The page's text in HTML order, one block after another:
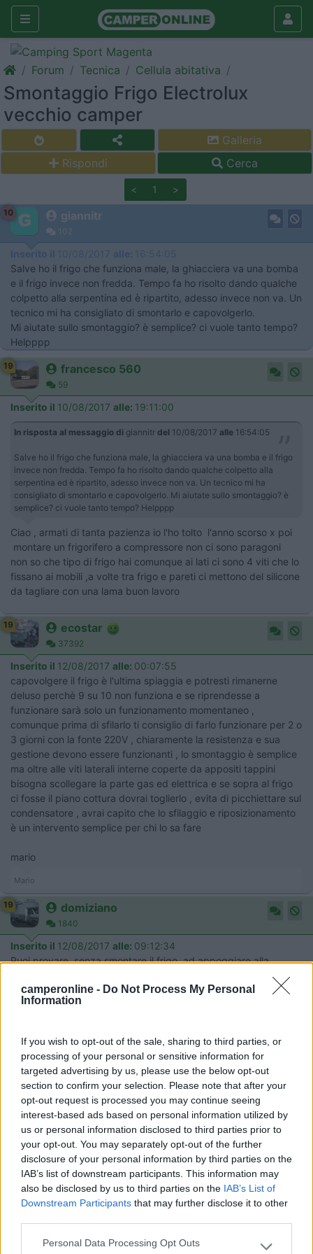
camperonline - Do Not Process My Personal
Information
If you wish to opt-out of the sale, sharing to third parties, or
processing of your personal or sensitive information for
targeted advertising by us, please use the below opt-out
section to confirm your selection. Please note that after your
opt-out request is processed you may continue seeing
interest-based ads based on personal information utilized by
us or personal information disclosed to third parties prior to
your opt-out. You may separately opt-out of the further
disclosure of your personal information by third parties on the
IAB’s list of downstream participants. This information may
also be disclosed by us to third parties on the IAB’s List of
Downstream Participants that may further disclose it to other
Please note that this website/app uses one or more Google
Personal Data Processing Opt Outs
Forum Tecnica Cellula abitativa
Smontaggio Frigo Electrolux
vecchio camper
Galleria
Rispondi
Cerca
< 1 >
10 giannitr
102
Inserito il 10/08/2017 alle: 16:54:05
Salve ho il frigo che funziona male, la ghiacciera va una bomba
e il frigo invece non fredda. Tempo fa ho risolto dando qualche
colpetto alla serpentina ed è ripartito, adesso invece non va. Un
tecnico mi ha consigliato di smontarlo e capovolgerlo.
Mi aiutate sullo smontaggio? è semplice? ci vuole tanto tempo?
Helpppp
19 francesco 560
59
Inserito il 10/08/2017 alle: 19:11:00
In risposta al messaggio di giannitr del 10/08/2017 alle 16:54:05
Salve ho il frigo che funziona male, la ghiacciera va una bomba e il frigo
invece non fredda. Tempo fa ho risolto dando qualche colpetto alla
serpentina ed è ripartito, adesso invece non va. Un tecnico mi ha
consigliato di smontarlo e capovolgerlo. Mi aiutate sullo smontaggio? è
semplice? ci vuole tanto tempo? Helpppp
Ciao , armati di tanta pazienza io l'ho tolto l'anno scorso x poi
montare un frigorifero a compressore non ci sono paragoni
non so che tipo di frigo hai comunque ai lati ci sono 4 viti che lo
fissano ai mobili ,a volte tra frigo e pareti ci mettono del silicone
da tagliare con una lama buon lavoro
19 ecostar
37392
Inserito il 12/08/2017 alle: 00:07:55
capovolgere il frigo è l'ultima spiaggia e potresti rimanerne
deluso perchè 9 su 10 non funziona e se riprendesse a
funzionare sarà solo un funzionamento momentaneo ,
comunque prima di sfilarlo ti consiglio di farlo funzionare per 2 o
3 giorni con la fonte 220V , chiaramente la resistenza e sua
gestione devono essere funzionanti , lo smontaggio è semplice
ma oltre alle viti laterali interne coperte da appositi tappini
bisogna scollegare la parte gas ed elettrica e se sopra al frigo
ci fosse il piano cottura dovrai toglierlo , evita di picchiettare sul
condensatore , avrai capito che lo sfilaggio e riposizionamento
è un intervento semplice per chi lo sa fare
mario
Mario
19 domiziano
1840
Inserito il 12/08/2017 alle: 09:12:34
Puoi provare, senza smontare il frigo, ad appoggiare alla
serpentina una levigatrice orbitale senza carta abrasiva, la
appoggi forte e la tieni in funzione un 15 minuti....vibrando forte
potrebbe sbloccarti l'ammoniaca cristallizzata.
Scusate se ogni tanto parlo da solo, è che sento il bisogno di parlare con una
persona intelligente
giannitr
102
Inserito il12/08/2017 alle: 09:54:33
In risposta al messaggio didomiziano del12/08/2017 alle09:12:34
Puoi provare, senza smontare il frigo, ad appoggiare alla serpentina una
levigatrice orbitale senza carta abrasiva, la appoggi forte e la tieni in
funzione un 15 minuti....vibrando forte potrebbe sbloccarti l'ammoniaca
cristallizzata.
ghiacciera. Quando parliamo di serpentina è quella griglia